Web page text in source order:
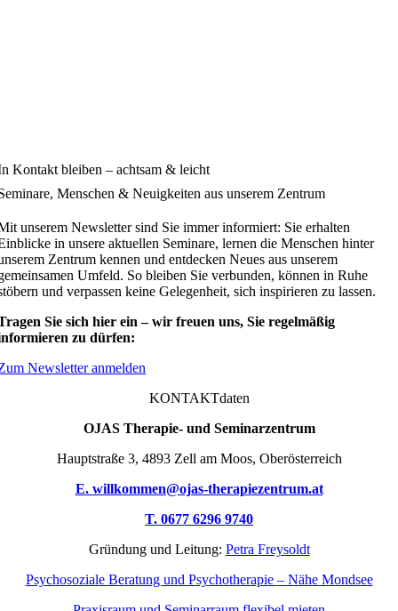
Kontakt bleiben – achtsam & leicht
Menschen & Neuigkeiten aus unserem Zentrum
unserem Newsletter sind Sie immer informiert: Sie erhalten
in unsere aktuellen Seminare, lernen die Menschen hinter
Zentrum kennen und entdecken Neues aus unserem
Umfeld. So bleiben Sie verbunden, können in Ruhe
und verpassen keine Gelegenheit, sich inspirieren zu lassen.
Sie sich hier ein – wir freuen uns, Sie regelmäßig
zu dürfen:
Newsletter anmelden
KONTAKTdaten
OJAS Therapie- und Seminarzentrum
Hauptstraße 3, 4893 Zell am Moos, Oberösterreich
E. willkommen@ojas-therapiezentrum.at
T. 0677 6296 9740
Gründung und Leitung: Petra Freysoldt
Psychosoziale Beratung und Psychotherapie – Nähe Mondsee